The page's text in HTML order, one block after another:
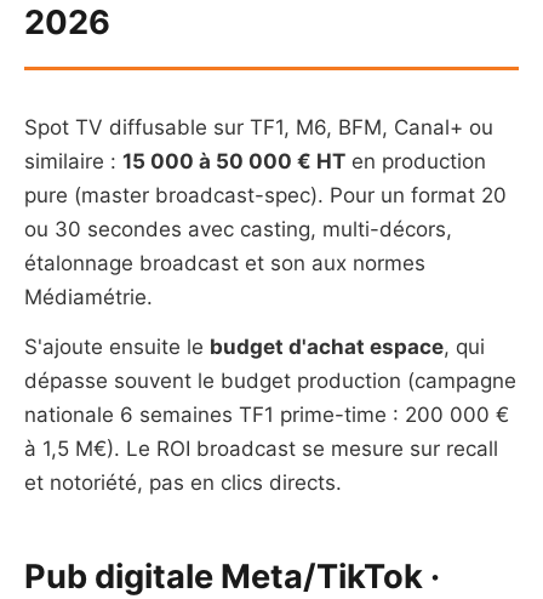
2026
Spot TV diffusable sur TF1, M6, BFM, Canal+ ou
similaire : 15 000 à 50 000 € HT en production
pure (master broadcast-spec). Pour un format 20
ou 30 secondes avec casting, multi-décors,
étalonnage broadcast et son aux normes
Médiamétrie.
S'ajoute ensuite le budget d'achat espace, qui
dépasse souvent le budget production (campagne
nationale 6 semaines TF1 prime-time : 200 000 €
à 1,5 M€). Le ROI broadcast se mesure sur recall
et notoriété, pas en clics directs.
Pub digitale Meta/TikTok ·